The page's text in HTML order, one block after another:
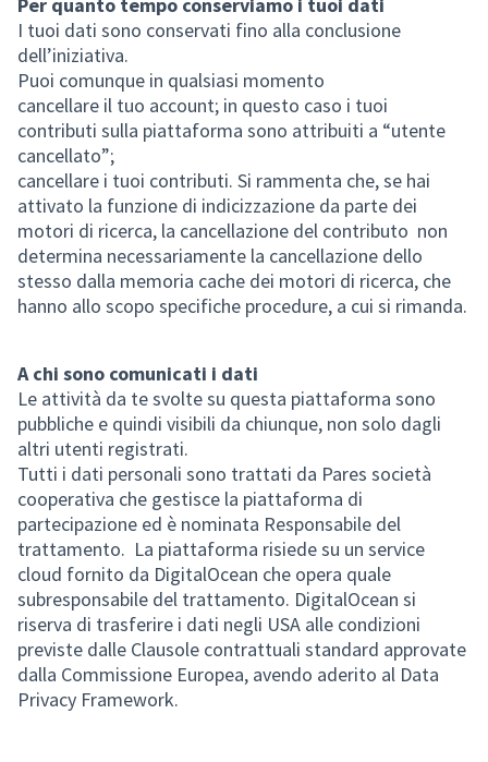
I tuoi dati sono conservati fino alla conclusione
dell’iniziativa.
Puoi comunque in qualsiasi momento
cancellare il tuo account; in questo caso i tuoi
contributi sulla piattaforma sono attribuiti a “utente
cancellato”;
cancellare i tuoi contributi. Si rammenta che, se hai
attivato la funzione di indicizzazione da parte dei
motori di ricerca, la cancellazione del contributo non
determina necessariamente la cancellazione dello
stesso dalla memoria cache dei motori di ricerca, che
hanno allo scopo specifiche procedure, a cui si rimanda.
A chi sono comunicati i dati
Le attività da te svolte su questa piattaforma sono
pubbliche e quindi visibili da chiunque, non solo dagli
altri utenti registrati.
Tutti i dati personali sono trattati da Pares società
cooperativa che gestisce la piattaforma di
partecipazione ed è nominata Responsabile del
trattamento. La piattaforma risiede su un service
cloud fornito da DigitalOcean che opera quale
subresponsabile del trattamento. DigitalOcean si
riserva di trasferire i dati negli USA alle condizioni
previste dalle Clausole contrattuali standard approvate
dalla Commissione Europea, avendo aderito al Data
Privacy Framework.